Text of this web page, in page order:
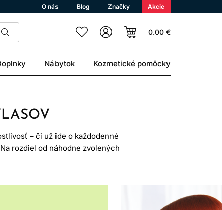
O nás Blog Značky Akcie
0.00 €
Nábytok Kozmetické pomôcky
– či už ide o každodenné
rozdiel od náhodne zvolených
vyššej koncentrácii aktívnych
pravidelne tepelne upravované.
Správne zvolená vlasová